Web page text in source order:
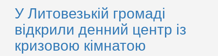
У Литовезькій громаді
відкрили денний центр із
кризовою кімнатою